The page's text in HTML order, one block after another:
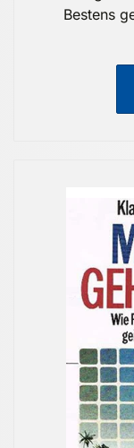
Bestens